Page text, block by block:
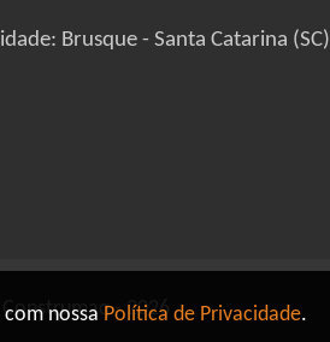
nossa Política de Privacidade.
Brusque - Santa Catarina (SC)
- 2026